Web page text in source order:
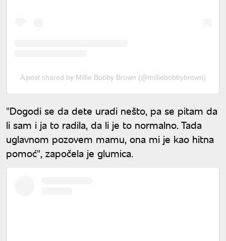
A post shared by Millie Bobby Brown (@milliebobbybrown)
"Dogodi se da dete uradi nešto, pa se pitam da
li sam i ja to radila, da li je to normalno. Tada
uglavnom pozovem mamu, ona mi je kao hitna
pomoć", započela je glumica.